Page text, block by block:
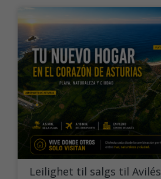
Leilighet til salgs til Avilés